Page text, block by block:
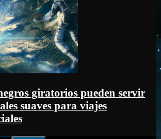
giratorios pueden servir
suaves para viajes